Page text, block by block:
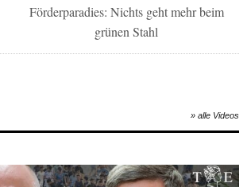
Förderparadies: Nichts geht mehr beim
grünen Stahl
» alle Videos